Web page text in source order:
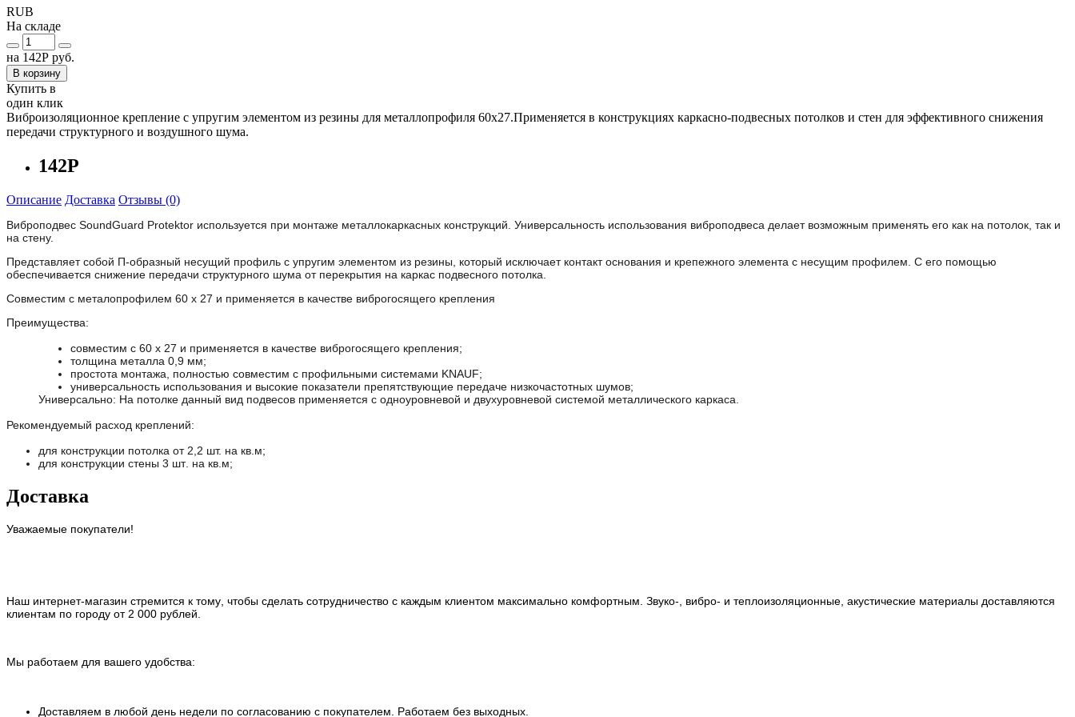
RUB
На складе
на 142Р руб.
В корзину
Купить в
один клик
Виброизоляционное крепление с упругим элементом из резины для металлопрофиля 60x27.Применяется в конструкциях каркасно-подвесных потолков и стен для эффективного снижения
передачи структурного и воздушного шума.
142Р
Описание Доставка Отзывы (0)
Виброподвес SoundGuard Protektor используется при монтаже металлокаркасных конструкций. Универсальность использования виброподвеса делает возможным применять его как на потолок, так и
на стену.
Представляет собой П-образный несущий профиль с упругим элементом из резины, который исключает контакт основания и крепежного элемента с несущим профилем. С его помощью
обеспечивается снижение передачи структурного шума от перекрытия на каркас подвесного потолка.
Совместим с металопрофилем 60 x 27 и применяется в качестве виброгосящего крепления
Преимущества:
совместим с 60 x 27 и применяется в качестве виброгосящего крепления;
толщина металла 0,9 мм;
простота монтажа, полностью совместим с профильными системами KNAUF;
универсальность использования и высокие показатели препятствующие передаче низкочастотных шумов;
Универсально: На потолке данный вид подвесов применяется с одноуровневой и двухуровневой системой металлического каркаса.
Рекомендуемый расход креплений:
для конструкции потолка от 2,2 шт. на кв.м;
для конструкции стены 3 шт. на кв.м;
Доставка
Уважаемые покупатели!
Наш интернет-магазин стремится к тому, чтобы сделать сотрудничество с каждым клиентом максимально комфортным. Звуко-, вибро- и теплоизоляционные, акустические материалы доставляются
клиентам по городу от 2 000 рублей.
Мы работаем для вашего удобства:
Доставляем в любой день недели по согласованию с покупателем. Работаем без выходных.